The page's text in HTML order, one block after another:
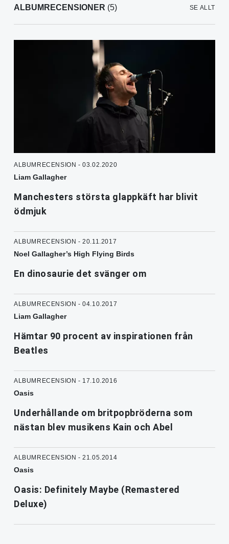
ALBUMRECENSIONER (5) SE ALLT
ALBUMRECENSION - 03.02.2020
Liam Gallagher
Manchesters största glappkäft har blivit
ödmjuk
ALBUMRECENSION - 20.11.2017
Noel Gallagher’s High Flying Birds
En dinosaurie det svänger om
ALBUMRECENSION - 04.10.2017
Liam Gallagher
Hämtar 90 procent av inspirationen från
Beatles
ALBUMRECENSION - 17.10.2016
Oasis
Underhållande om britpopbröderna som
nästan blev musikens Kain och Abel
ALBUMRECENSION - 21.05.2014
Oasis
Oasis: Definitely Maybe (Remastered
Deluxe)